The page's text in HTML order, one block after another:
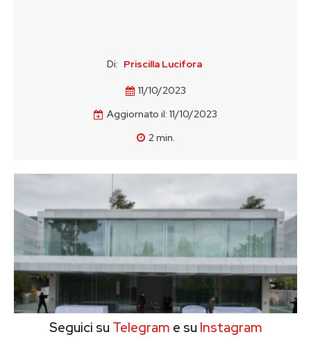
Di: Priscilla Lucifora
11/10/2023
Aggiornato il: 11/10/2023
2min.
Seguici su Telegram e su Instagram